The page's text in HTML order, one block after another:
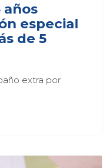
años
especial
de 5
extra por